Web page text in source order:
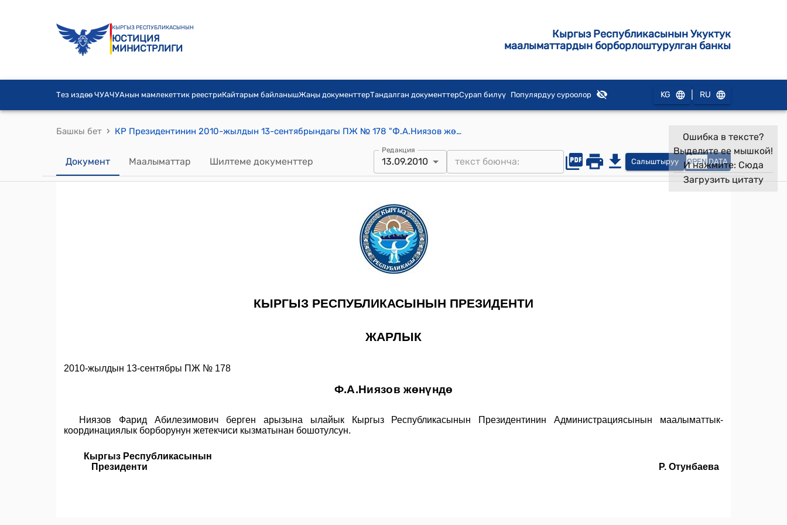
КЫРГЫЗ РЕСПУБЛИКАСЫНЫН
ЮСТИЦИЯ
МИНИСТРЛИГИ
Кыргыз Республикасынын Укуктук
маалыматтардын борборлоштурулган банкы
Тез издөө ЧУАЧУАнын мамлекеттик реестриКайтарым байланышЖаңы документтерТандалган документтерСурап билүү Популярдуу суроолор KG RU
Башкы бет › КР Президентинин 2010-жылдын 13-сентябрындагы ПЖ № 178 "Ф.А.Ниязов жөнүндө" жарлыгы
Документ Маалыматтар Шилтеме документтер
Редакция
13.09.2010 Салыштыруу OPEN DATA
Ошибка в тексте?
Выделите ее мышкой!
И нажмите: Сюда
Загрузить цитату